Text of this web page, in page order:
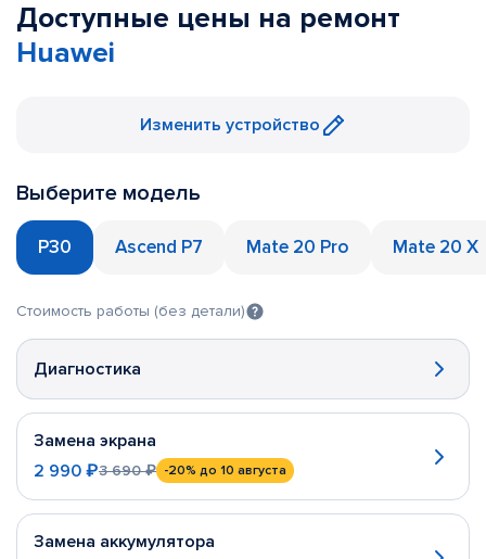
Доступные цены на ремонт
Huawei
Изменить устройство
Выберите модель
P30 Ascend P7 Mate 20 Pro Mate 20 X
Стоимость работы (без детали)
Диагностика
Замена экрана
2 990 ₽3 690 ₽ -20% до 10 августа
Замена аккумулятора